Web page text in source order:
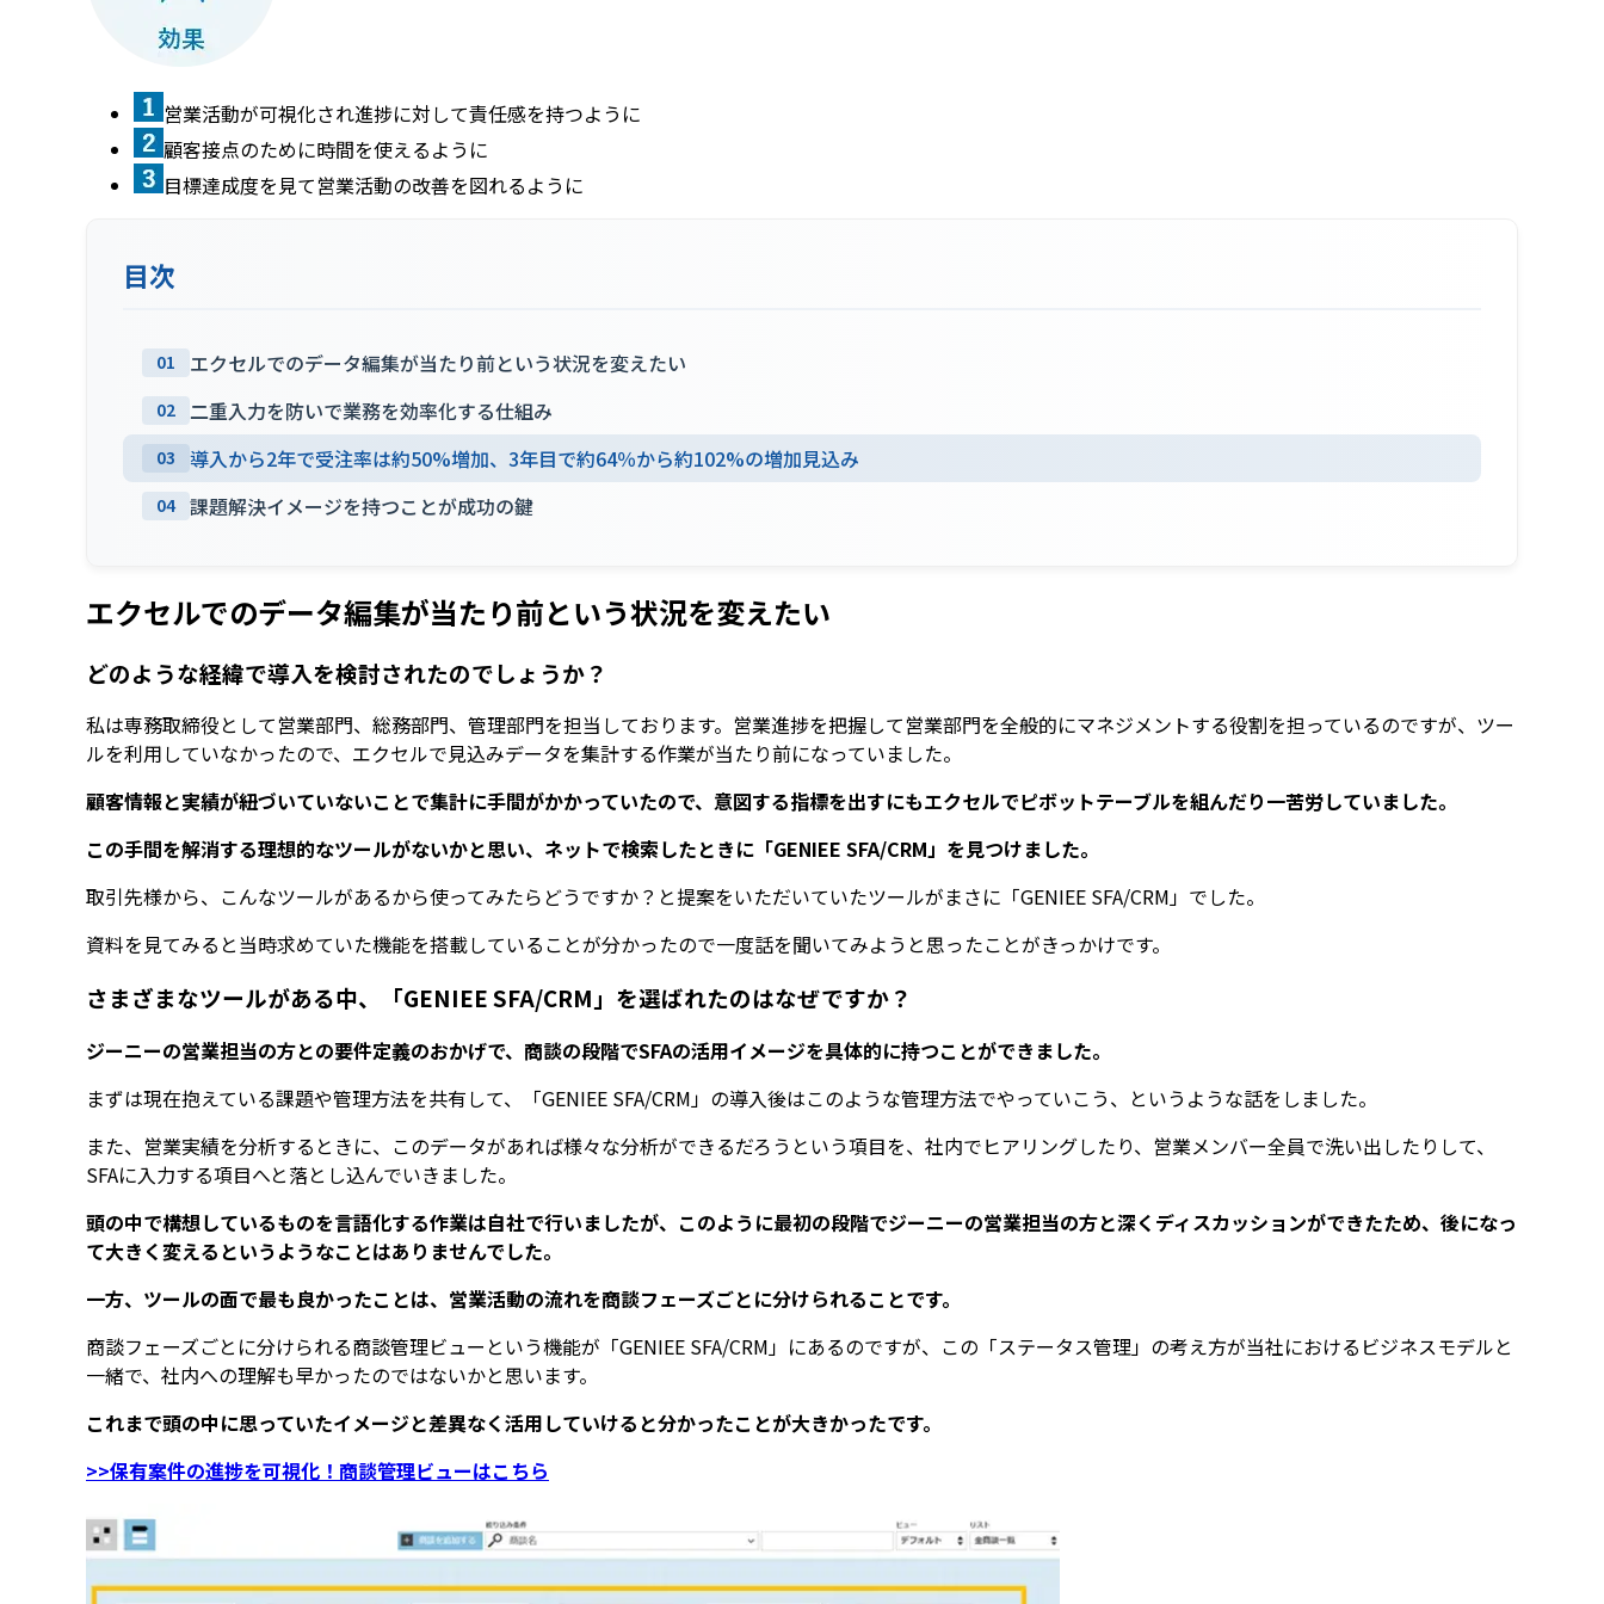
営業活動が可視化され進捗に対して責任感を持つように
顧客接点のために時間を使えるように
目標達成度を見て営業活動の改善を図れるように
目次
01 エクセルでのデータ編集が当たり前という状況を変えたい
02 二重入力を防いで業務を効率化する仕組み
03 導入から2年で受注率は約50%増加、3年目で約64％から約102%の増加見込み
04 課題解決イメージを持つことが成功の鍵
エクセルでのデータ編集が当たり前という状況を変えたい
どのような経緯で導入を検討されたのでしょうか？
私は専務取締役として営業部門、総務部門、管理部門を担当しております。営業進捗を把握して営業部門を全般的にマネジメントする役割を担っているのですが、ツー
ルを利用していなかったので、エクセルで見込みデータを集計する作業が当たり前になっていました。
顧客情報と実績が紐づいていないことで集計に手間がかかっていたので、意図する指標を出すにもエクセルでピボットテーブルを組んだり一苦労していました。
この手間を解消する理想的なツールがないかと思い、ネットで検索したときに「GENIEE SFA/CRM」を見つけました。
取引先様から、こんなツールがあるから使ってみたらどうですか？と提案をいただいていたツールがまさに「GENIEE SFA/CRM」でした。
資料を見てみると当時求めていた機能を搭載していることが分かったので一度話を聞いてみようと思ったことがきっかけです。
さまざまなツールがある中、「GENIEE SFA/CRM」を選ばれたのはなぜですか？
ジーニーの営業担当の方との要件定義のおかげで、商談の段階でSFAの活用イメージを具体的に持つことができました。
まずは現在抱えている課題や管理方法を共有して、「GENIEE SFA/CRM」の導入後はこのような管理方法でやっていこう、というような話をしました。
また、営業実績を分析するときに、このデータがあれば様々な分析ができるだろうという項目を、社内でヒアリングしたり、営業メンバー全員で洗い出したりして、
SFAに入力する項目へと落とし込んでいきました。
頭の中で構想しているものを言語化する作業は自社で行いましたが、このように最初の段階でジーニーの営業担当の方と深くディスカッションができたため、後になっ
て大きく変えるというようなことはありませんでした。
一方、ツールの面で最も良かったことは、営業活動の流れを商談フェーズごとに分けられることです。
商談フェーズごとに分けられる商談管理ビューという機能が「GENIEE SFA/CRM」にあるのですが、この「ステータス管理」の考え方が当社におけるビジネスモデルと
一緒で、社内への理解も早かったのではないかと思います。
これまで頭の中に思っていたイメージと差異なく活用していけると分かったことが大きかったです。
>>保有案件の進捗を可視化！商談管理ビューはこちら